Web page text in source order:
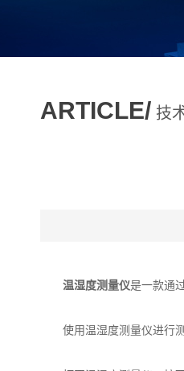
ARTICLE/ 技
温湿度测量仪是一款通
使用温湿度测量仪进行测